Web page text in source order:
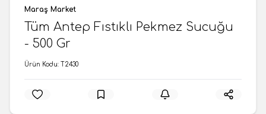
Maraş Market
Tüm Antep Fıstıklı Pekmez Sucuğu
- 500 Gr
Ürün Kodu: T2430